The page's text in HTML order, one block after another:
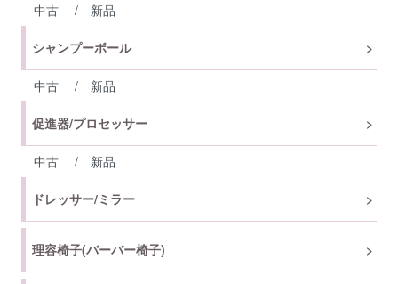
中古 / 新品
シャンプーボール
中古 / 新品
促進器/プロセッサー
中古 / 新品
ドレッサー/ミラー
理容椅子(バーバー椅子)